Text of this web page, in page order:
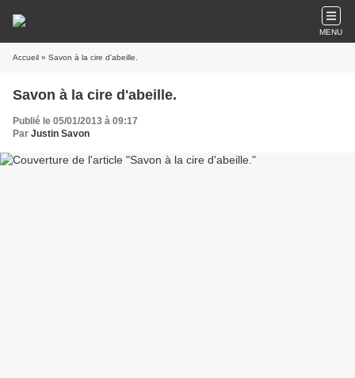
MENU
Accueil » Savon à la cire d'abeille.
Savon à la cire d'abeille.
Publié le 05/01/2013 à 09:17
Par Justin Savon